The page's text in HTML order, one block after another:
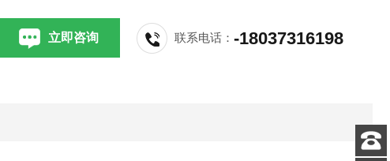
立即咨询 联系电话：-18037316198